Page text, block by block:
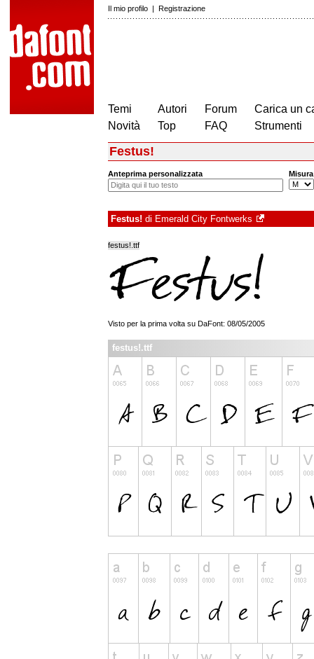
Il mio profilo | Registrazione
Temi
Novità
Autori
Top
Forum
FAQ
Carica un
Strumenti
Festus!
Anteprima personalizzata Misura
Festus! di Emerald City Fontwerks
festus!.ttf
Visto per la prima volta su DaFont: 08/05/2005
festus!.ttf